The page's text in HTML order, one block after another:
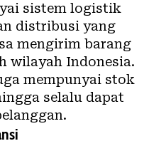
sistem logistik
distribusi yang
mengirim barang
wilayah Indonesia.
mempunyai stok
selalu dapat